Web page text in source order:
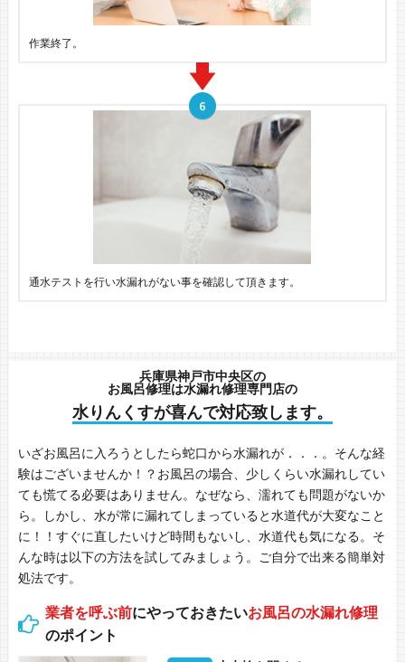
作業終了。
通水テストを行い水漏れがない事を確認して頂きます。
兵庫県神戸市中央区の
お風呂修理は水漏れ修理専門店の
水りんくすが喜んで対応致します。
いざお風呂に入ろうとしたら蛇口から水漏れが．．．。そんな経
験はございませんか！？お風呂の場合、少しくらい水漏れしてい
ても慌てる必要はありません。なぜなら、濡れても問題がないか
ら。しかし、水が常に漏れてしまっていると水道代が大変なこと
に！！すぐに直したいけど時間もないし、水道代も気になる。そ
んな時は以下の方法を試してみましょう。ご自分で出来る簡単対
処法です。
業者を呼ぶ前にやっておきたいお風呂の水漏れ修理
のポイント